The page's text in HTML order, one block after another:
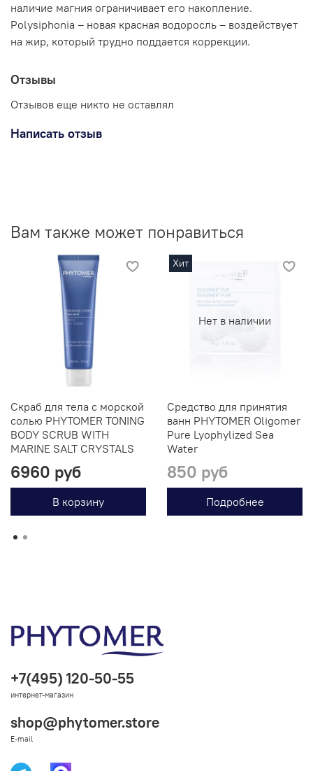
наличие магния ограничивает его накопление.
Polysiphonia – новая красная водоросль – воздействует
на жир, который трудно поддается коррекции.
Отзывы
Отзывов еще никто не оставлял
Написать отзыв
Вам также может понравиться
Скраб для тела с морской
солью PHYTOMER TONING
BODY SCRUB WITH
MARINE SALT CRYSTALS
6960 руб
В корзину
Нет в наличии
Хит
Средство для принятия
ванн PHYTOMER Oligomer
Pure Lyophylized Sea
Water
850 руб
Подробнее
+7(495) 120-50-55
интернет-магазин
shop@phytomer.store
E-mail